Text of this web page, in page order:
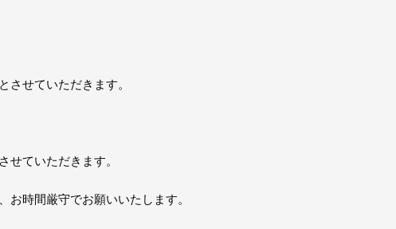
せていただきます。
ていただきます。
時間厳守でお願いいたします。